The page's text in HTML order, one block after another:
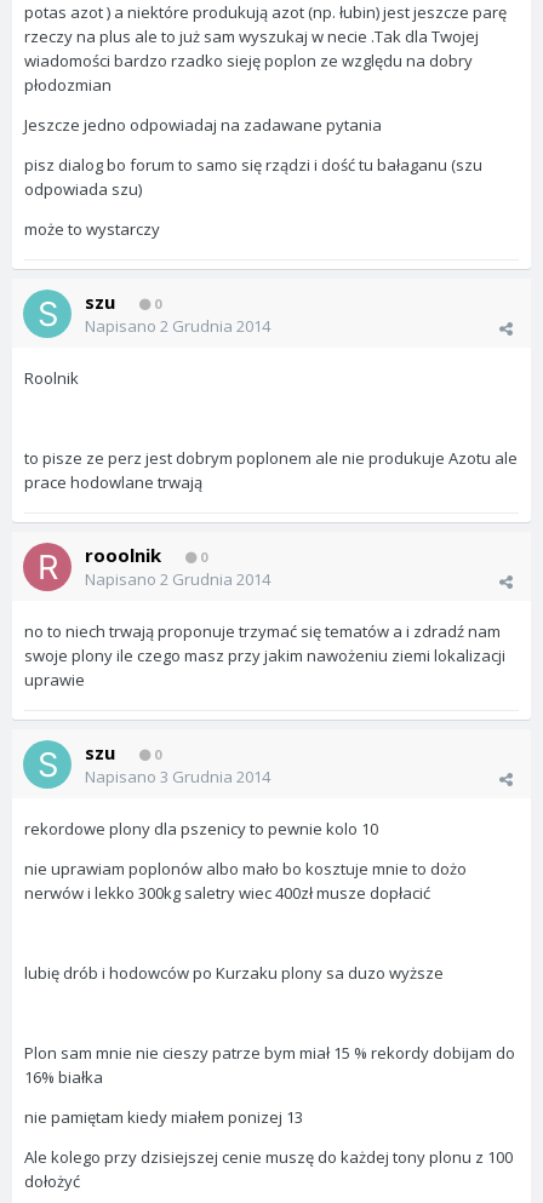
potas azot ) a niektóre produkują azot (np. łubin) jest jeszcze parę
rzeczy na plus ale to już sam wyszukaj w necie .Tak dla Twojej
wiadomości bardzo rzadko sieję poplon ze względu na dobry
płodozmian
Jeszcze jedno odpowiadaj na zadawane pytania
pisz dialog bo forum to samo się rządzi i dość tu bałaganu (szu
odpowiada szu)
może to wystarczy
szu 0
Napisano 2 Grudnia 2014
Roolnik
to pisze ze perz jest dobrym poplonem ale nie produkuje Azotu ale
prace hodowlane trwają
rooolnik 0
Napisano 2 Grudnia 2014
no to niech trwają proponuje trzymać się tematów a i zdradź nam
swoje plony ile czego masz przy jakim nawożeniu ziemi lokalizacji
uprawie
szu 0
Napisano 3 Grudnia 2014
rekordowe plony dla pszenicy to pewnie kolo 10
nie uprawiam poplonów albo mało bo kosztuje mnie to dożo
nerwów i lekko 300kg saletry wiec 400zł musze dopłacić
lubię drób i hodowców po Kurzaku plony sa duzo wyższe
Plon sam mnie nie cieszy patrze bym miał 15 % rekordy dobijam do
16% białka
nie pamiętam kiedy miałem ponizej 13
Ale kolego przy dzisiejszej cenie muszę do każdej tony plonu z 100
dołożyć